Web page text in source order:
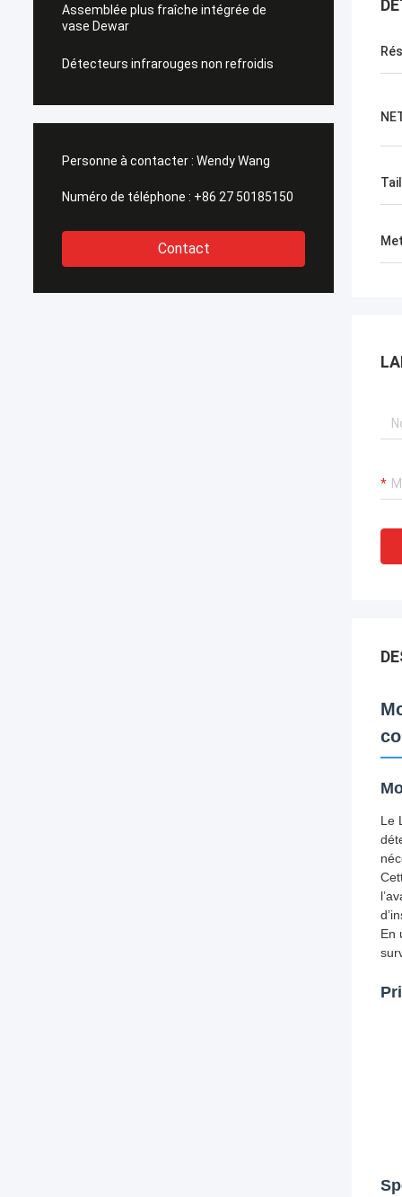
Assemblée plus fraîche intégrée de
vase Dewar
Détecteurs infrarouges non refroidis
Personne à contacter : Wendy Wang
Numéro de téléphone : +86 27 50185150
Contact
Le
En